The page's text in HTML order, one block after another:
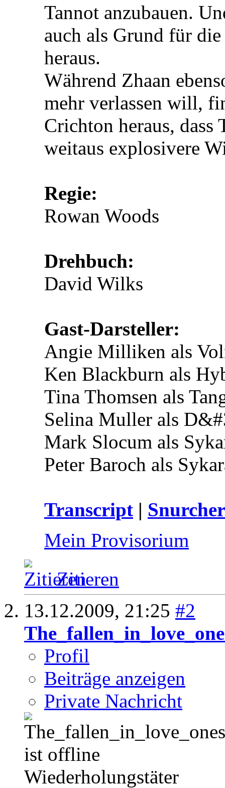
Tannot anzubauen.
auch als Grund für
heraus.
Während Zhaan
mehr verlassen will,
Crichton heraus, dass
weitaus explosivere
Regie:
Rowan Woods
Drehbuch:
David Wilks
Gast-Darsteller:
Angie Milliken als
Ken Blackburn als
Tina Thomsen als
Selina Muller als
Mark Slocum als
Peter Baroch als
Transcript |
Mein Provisorium
Zitieren
13.12.2009, 21:25 #2
Profil
Beiträge anzeigen
Private Nachricht
Wiederholungstäter